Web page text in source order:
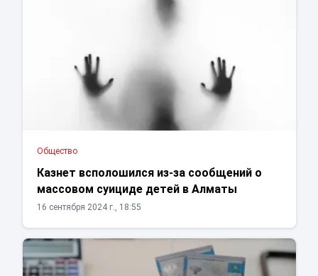
Общество
Казнет всполошился из-за сообщений о
массовом суициде детей в Алматы
16 сентября 2024 г., 18:55